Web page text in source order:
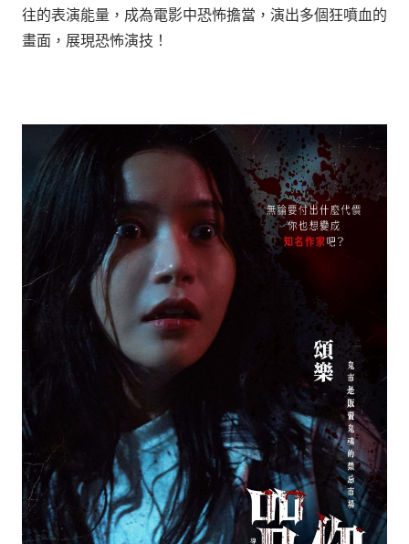
往的表演能量，成為電影中恐怖擔當，演出多個狂噴血的
畫面，展現恐怖演技！